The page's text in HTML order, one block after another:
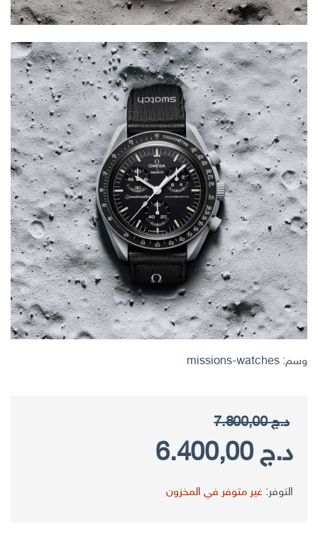
وسم:missions-watches
د.ج7.800,00
السعر
الأصلي
د.ج6.400,00
السعر
الحالي
التوفر:غير متوفر في المخزون